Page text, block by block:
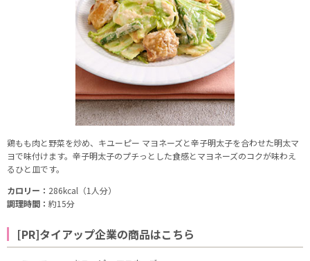
鶏もも肉と野菜を炒め、キユーピー マヨネーズと辛子明太子を合わせた明太マ
ヨで味付けます。辛子明太子のプチっとした食感とマヨネーズのコクが味わえ
るひと皿です。
カロリー： 286kcal（1人分）
調理時間： 約15分
[PR]タイアップ企業の商品はこちら